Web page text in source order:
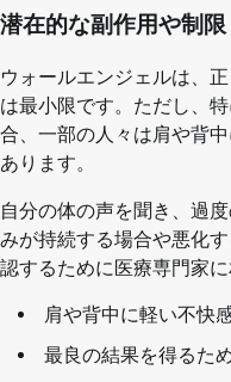
潜在的な副作用や制限
ウォールエンジェルは、
は最小限です。ただし、
合、一部の人々は肩や背
あります。
自分の体の声を聞き、過
みが持続する場合や悪化
認するために医療専門家
肩や背中に軽い不快
最良の結果を得るた